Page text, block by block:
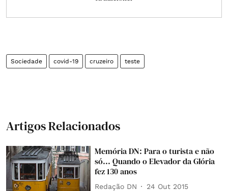
Sociedade covid-19 cruzeiro teste
Artigos Relacionados
Memória DN: Para o turista e não
só... Quando o Elevador da Glória
fez 130 anos
Redação DN 24 Out 2015